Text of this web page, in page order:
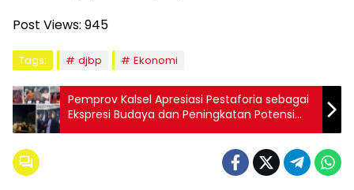
Post Views: 945
Tags: djbp Ekonomi
Pemprov Kalsel Apresiasi Pestaforia sebagai
Ekspresi Budaya dan Peningkatan Potensi
Ekonomi Daerah